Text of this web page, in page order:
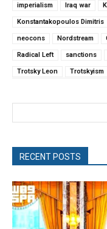
imperialism Iraq war
Konstantakopoulos Dimitris
neocons Nordstream
Radical Left sanctions
Trotsky Leon Trotskyism
RECENT POSTS